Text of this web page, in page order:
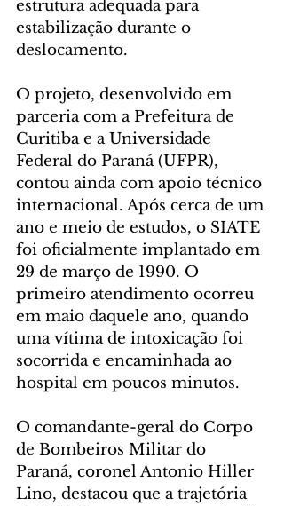
estrutura adequada para
estabilização durante o
deslocamento.
O projeto, desenvolvido em
parceria com a Prefeitura de
Curitiba e a Universidade
Federal do Paraná (UFPR),
contou ainda com apoio técnico
internacional. Após cerca de um
ano e meio de estudos, o SIATE
foi oficialmente implantado em
29 de março de 1990. O
primeiro atendimento ocorreu
em maio daquele ano, quando
uma vítima de intoxicação foi
socorrida e encaminhada ao
hospital em poucos minutos.
O comandante-geral do Corpo
de Bombeiros Militar do
Paraná, coronel Antonio Hiller
Lino, destacou que a trajetória